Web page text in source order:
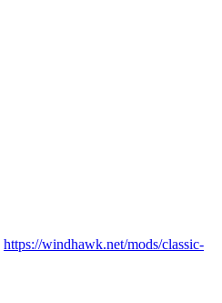
https://windhawk.net/mods/classic-